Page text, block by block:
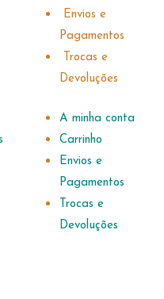
Envios e
Pagamentos
Trocas e
Devoluções
A minha conta
Carrinho
Envios e
Pagamentos
Trocas e
Devoluções